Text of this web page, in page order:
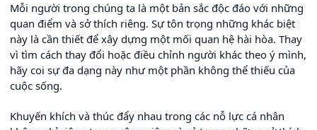
Mỗi người trong chúng ta là một bản sắc độc đáo với những
quan điểm và sở thích riêng. Sự tôn trọng những khác biệt
này là cần thiết để xây dựng một mối quan hệ hài hòa. Thay
vì tìm cách thay đổi hoặc điều chỉnh người khác theo ý mình,
hãy coi sự đa dạng này như một phần không thể thiếu của
cuộc sống.
Khuyến khích và thúc đẩy nhau trong các nỗ lực cá nhân